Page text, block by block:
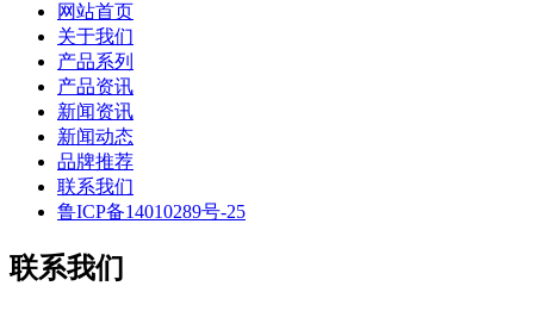
网站首页
关于我们
产品系列
产品资讯
新闻资讯
新闻动态
品牌推荐
联系我们
鲁ICP备14010289号-25
联系我们